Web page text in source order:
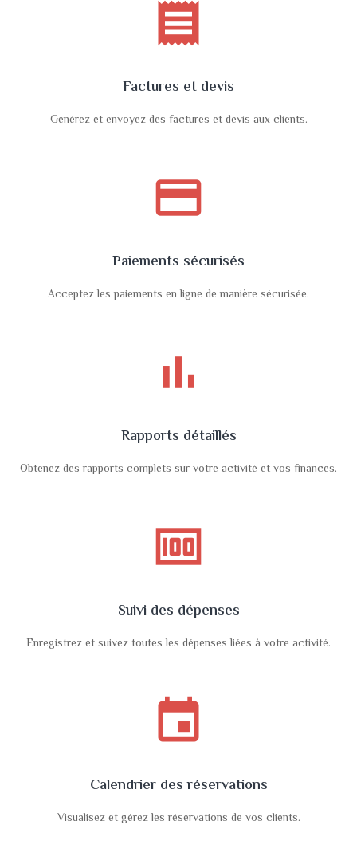
receipt
Factures et devis
Générez et envoyez des factures et devis aux clients.
payment
Paiements sécurisés
Acceptez les paiements en ligne de manière sécurisée.
bar_chart
Rapports détaillés
Obtenez des rapports complets sur votre activité et vos finances.
money
Suivi des dépenses
Enregistrez et suivez toutes les dépenses liées à votre activité.
event
Calendrier des réservations
Visualisez et gérez les réservations de vos clients.